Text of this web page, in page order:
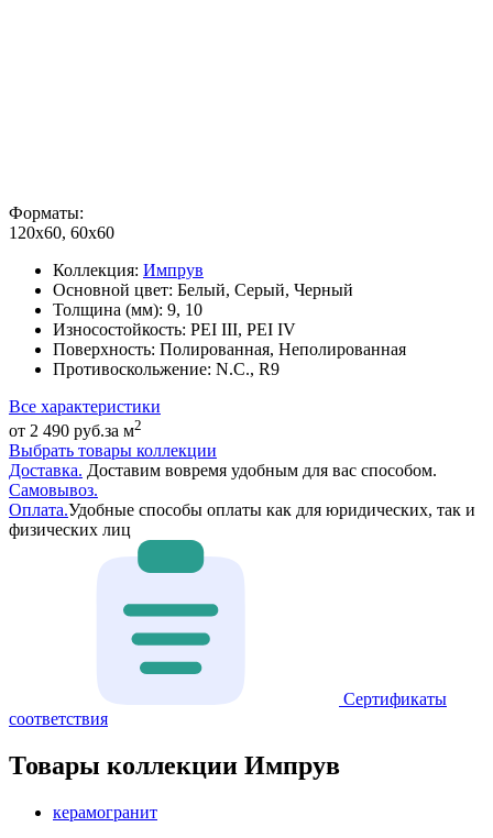
Форматы:
120x60, 60x60
Коллекция: Импрув
Основной цвет: Белый, Серый, Черный
Толщина (мм): 9, 10
Износостойкость: PEI III, PEI IV
Поверхность: Полированная, Неполированная
Противоскольжение: N.C., R9
Все характеристики
от 2 490 руб.за м2
Выбрать товары коллекции
Доставка. Доставим вовремя удобным для вас способом.
Самовывоз.
Оплата.Удобные способы оплаты как для юридических, так и
физических лиц
Сертификаты
соответствия
Товары коллекции Импрув
керамогранит